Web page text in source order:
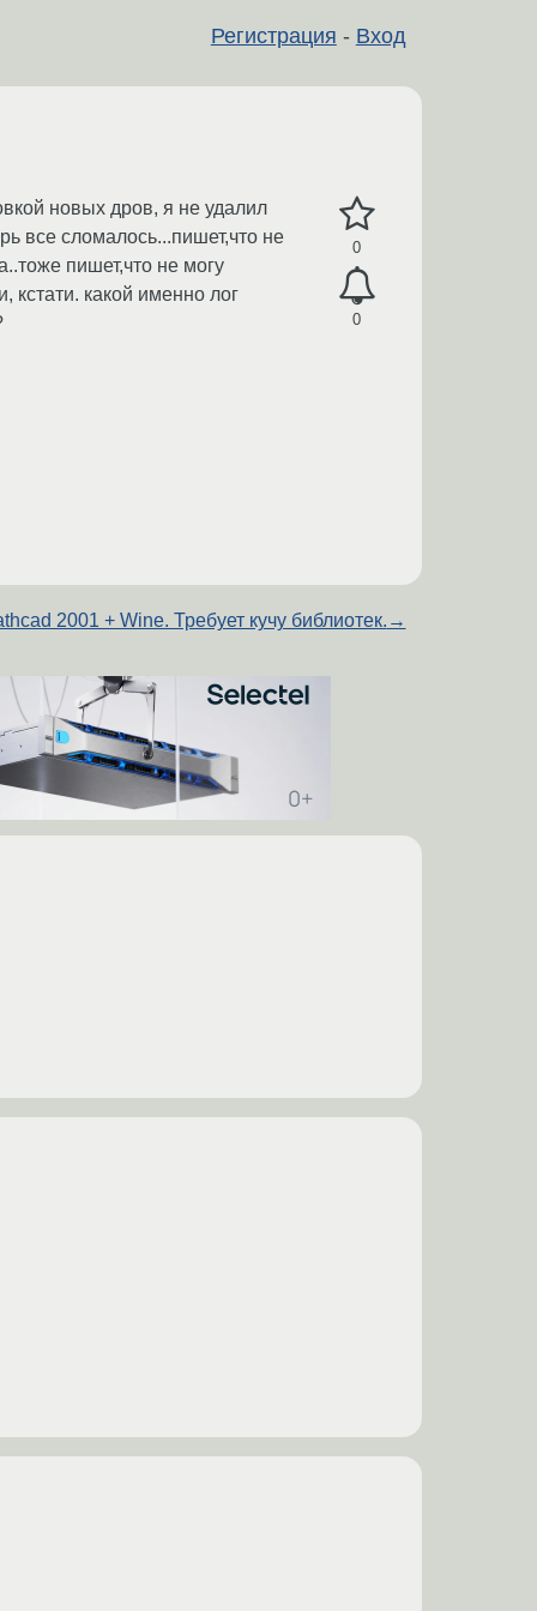
Регистрация - Вход
0
0
новых дров, я не удалил
все сломалось...пишет,что не
пишет,что не могу
кстати. какой именно лог
2001 + Wine. Требует кучу библиотек. →